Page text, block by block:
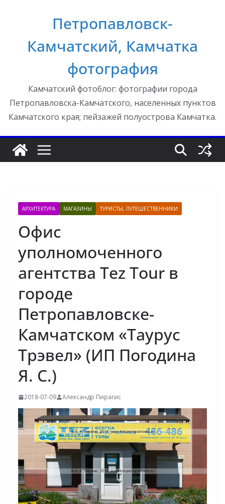
Петропавловск-
Камчатский, Камчатка
фотография
Камчатский фотоблог: фотографии города
Петропавловска-Камчатского, населенных пунктов
Камчатского края; пейзажей полуострова Камчатка.
АРХИТЕКТУРА МАГАЗИНЫ ТУРИСТЫ, ПУТЕШЕСТВЕННИКИ
Офис
уполномоченного
агентства Tez Tour в
городе
Петропавловске-
Камчатском «Таурус
Трэвел» (ИП Погодина
Я. С.)
2018-07-09 Александр Пирагис